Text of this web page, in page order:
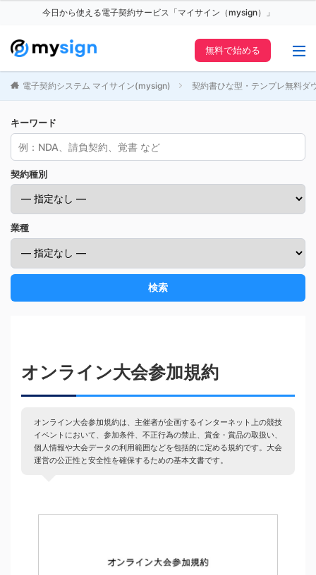
今日から使える電子契約サービス「マイサイン（mysign）」
無料で始める
電子契約システム マイサイン(mysign) 契約書ひな型・テンプレ無料ダ
キーワード
契約種別
業種
検索
オンライン大会参加規約
オンライン大会参加規約は、主催者が企画するインターネット上の競技
イベントにおいて、参加条件、不正行為の禁止、賞金・賞品の取扱い、
個人情報や大会データの利用範囲などを包括的に定める規約です。大会
運営の公正性と安全性を確保するための基本文書です。